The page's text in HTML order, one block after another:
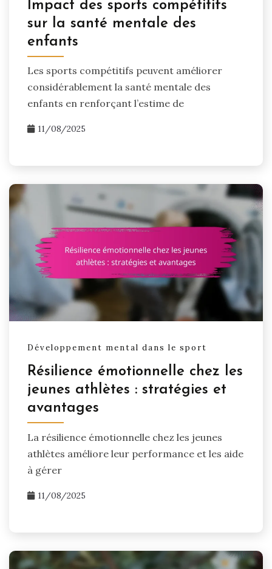
Impact des sports compétitifs
sur la santé mentale des
enfants
Les sports compétitifs peuvent améliorer
considérablement la santé mentale des
enfants en renforçant l’estime de
11/08/2025
Développement mental dans le sport
Résilience émotionnelle chez les
jeunes athlètes : stratégies et
avantages
La résilience émotionnelle chez les jeunes
athlètes améliore leur performance et les aide
à gérer
11/08/2025